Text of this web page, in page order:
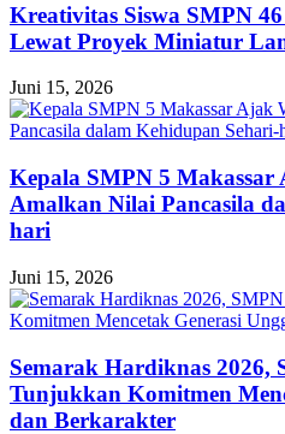
Kreativitas Siswa SMPN
Lewat Proyek Miniatur
Juni 15, 2026
Kepala SMPN 5 Makassar
Amalkan Nilai Pancasila
hari
Juni 15, 2026
Semarak Hardiknas 2026,
Tunjukkan Komitmen
dan Berkarakter